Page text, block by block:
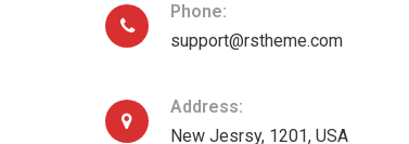
Phone:
support@rstheme.com
Address:
New Jesrsy, 1201, USA